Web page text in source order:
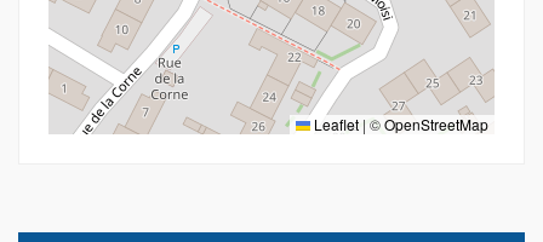
Leaflet | ©OpenStreetMap